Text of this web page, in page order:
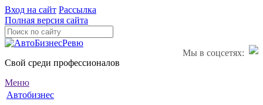
Вход на сайт Рассылка
Полная версия сайта
Мы в соцсетях:
Свой среди профессионалов
Меню
Автобизнес